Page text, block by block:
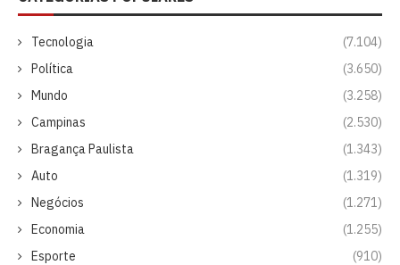
Tecnologia
(7.104)
Política
(3.650)
Mundo
(3.258)
Campinas
(2.530)
Bragança Paulista
(1.343)
Auto
(1.319)
Negócios
(1.271)
Economia
(1.255)
Esporte
(910)